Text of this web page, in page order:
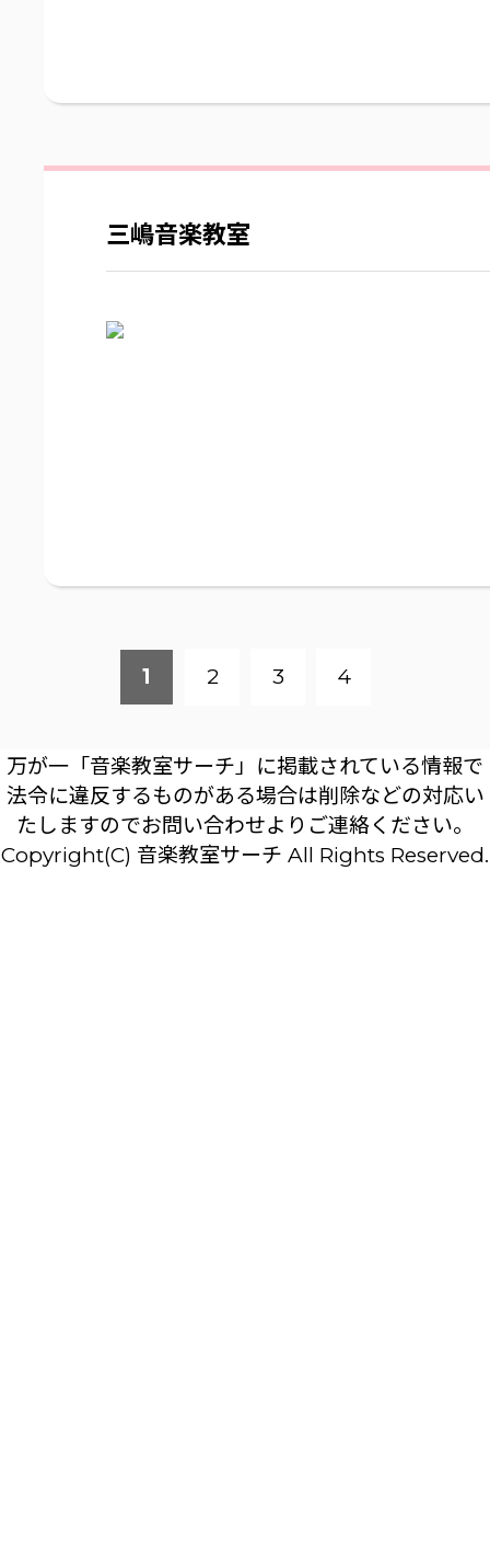
三嶋音楽教室
1 2 3 4
万が一「音楽教室サーチ」に掲載されている情報で
法令に違反するものがある場合は削除などの対応い
たしますのでお問い合わせよりご連絡ください。
Copyright(C) 音楽教室サーチ All Rights Reserved.